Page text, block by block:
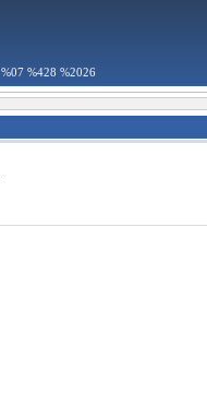
%07 %428 %2026